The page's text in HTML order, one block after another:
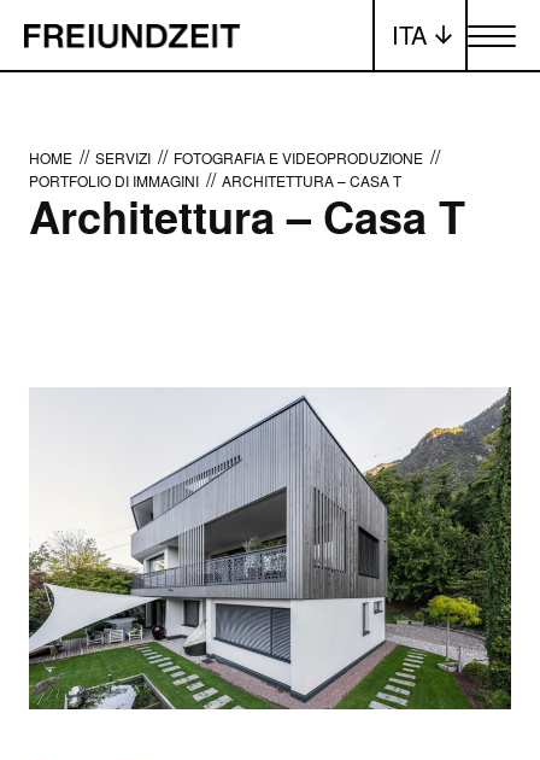
ITA Attiva/
HOME // SERVIZI // FOTOGRAFIA E VIDEOPRODUZIONE //
PORTFOLIO DI IMMAGINI // ARCHITETTURA – CASA T
Architettura – Casa T